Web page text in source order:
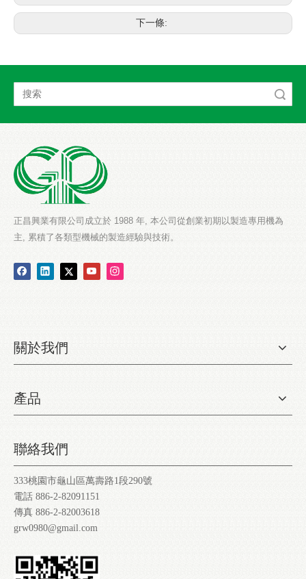
下一條:
正昌興業有限公司成立於 1988 年, 本公司從創業初期以製造專用機為
主, 累積了各類型機械的製造經驗與技術。
關於我們
產品
聯絡我們
333桃園市龜山區萬壽路1段290號
電話 886-2-82091151
傳真 886-2-82003618
grw0980@gmail.com